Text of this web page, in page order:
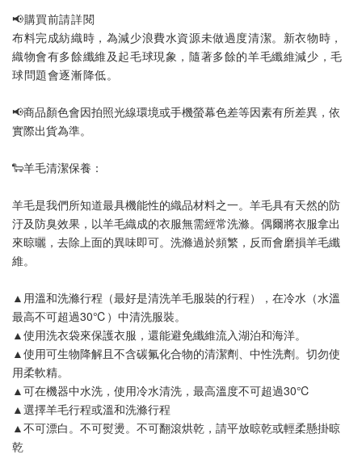
📢購買前請詳閱
布料完成紡織時，為減少浪費水資源未做過度清潔。新衣物時，
織物會有多餘纖維及起毛球現象，隨著多餘的羊毛纖維減少，毛
球問題會逐漸降低。
📢商品顏色會因拍照光線環境或手機螢幕色差等因素有所差異，依
實際出貨為準。
🐑羊毛清潔保養：
羊毛是我們所知道最具機能性的織品材料之一。羊毛具有天然的防
汙及防臭效果，以羊毛織成的衣服無需經常洗滌。偶爾將衣服拿出
來晾曬，去除上面的異味即可。洗滌過於頻繁，反而會磨損羊毛纖
維。
▲用溫和洗滌行程（最好是清洗羊毛服裝的行程），在冷水（水溫
最高不可超過30℃）中清洗服裝。
▲使用洗衣袋來保護衣服，還能避免纖維流入湖泊和海洋。
▲使用可生物降解且不含碳氟化合物的清潔劑、中性洗劑。切勿使
用柔軟精。
▲可在機器中水洗，使用冷水清洗，最高溫度不可超過30℃
▲選擇羊毛行程或溫和洗滌行程
▲不可漂白。不可熨燙。不可翻滾烘乾，請平放晾乾或輕柔懸掛晾
乾